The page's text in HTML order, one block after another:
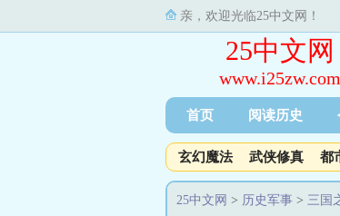
亲，欢迎光临25中文网！
25中文网
www.i25zw.com
首页 阅读历史
玄幻魔法 武侠修真 都
25中文网 > 历史军事 > 三国